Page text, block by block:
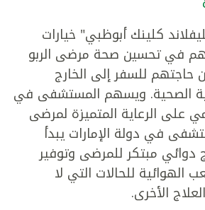
كلينك أبوظبي" خيارات
في تحسين صحة مرضى الربو
للسفر إلى الخارج
الصحية. ويسهم المستشفى في
على الرعاية المتميزة لمرضى
في دولة الإمارات يبدأ
دوائي مبتكر للمرضى وتوفير
الهوائية للحالات التي لا
الأخرى.